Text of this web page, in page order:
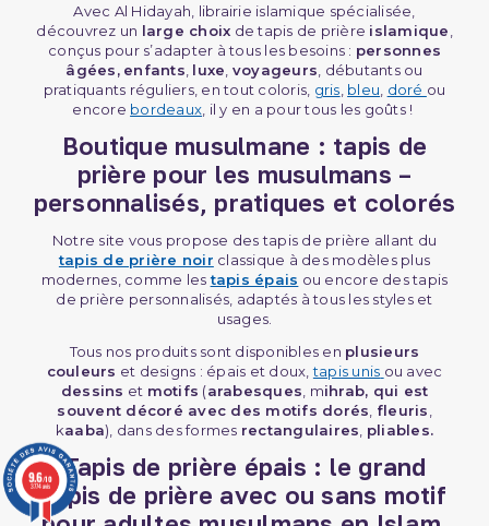
(1 avis)
Avec Al Hidayah, librairie islamique spécialisée,
découvrez un large choix de tapis de prière islamique
conçus pour s’adapter à tous les besoins : personnes
âgées, enfants luxe voyageurs , débutants ou
pratiquants réguliers, en tout coloris, gris bleu doré ou
encore bordeaux , il y en a pour tous les goûts !
Boutique musulmane : tapis de
prière pour les musulmans –
personnalisés, pratiques et colorés
Notre site vous propose des tapis de prière allant du
tapis de prière noir classique à des modèles plus
modernes, comme lestapis épais ou encore des tapis
de prière personnalisés, adaptés à tous les styles et
usages.
Tous nos produits sont disponibles en plusieurs
couleurs et designs : épais et doux,tapis unis ou avec
dessins et motifs (arabesques , mihrab, qui est
souvent décoré avec des motifs dorés fleuris
kaaba), dans des formes rectangulaires pliables.
Tapis de prière épais : le grand
tapis de prière avec ou sans motif
9.6/10
3774 avis